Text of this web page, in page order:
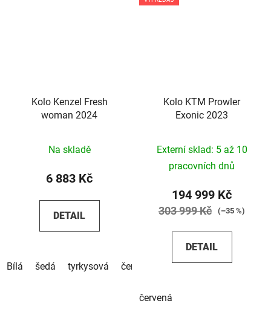
Kolo Kenzel Fresh
woman 2024
Na skladě
6 883 Kč
DETAIL
Bílá šedá tyrkysová červená černo-červená
Kolo KTM Prowler
Exonic 2023
Externí sklad: 5 až 10
pracovních dnů
194 999 Kč
303 999 Kč (–35 %)
DETAIL
červená